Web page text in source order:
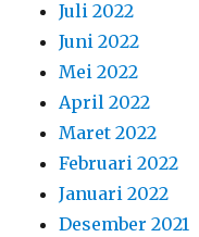
Juli 2022
Juni 2022
Mei 2022
April 2022
Maret 2022
Februari 2022
Januari 2022
Desember 2021